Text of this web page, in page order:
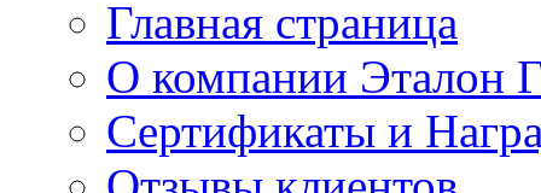
Главная страница
О компании Эталон
Сертификаты и